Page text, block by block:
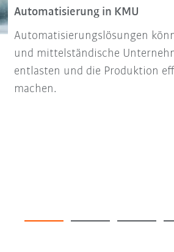
Automatisierung in KMU
Automatisierungslösungen
und mittelständische
entlasten und die Produktion
machen.